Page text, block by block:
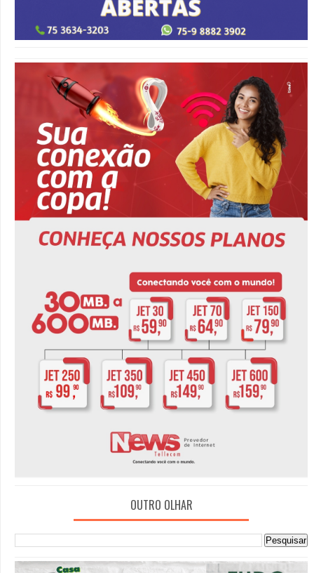
OUTRO OLHAR